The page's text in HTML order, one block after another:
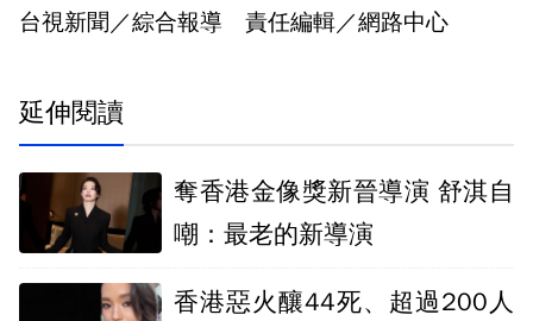
台視新聞／綜合報導 責任編輯／網路中心
延伸閱讀
奪香港金像獎新晉導演 舒淇自
嘲：最老的新導演
香港惡火釀44死、超過200人